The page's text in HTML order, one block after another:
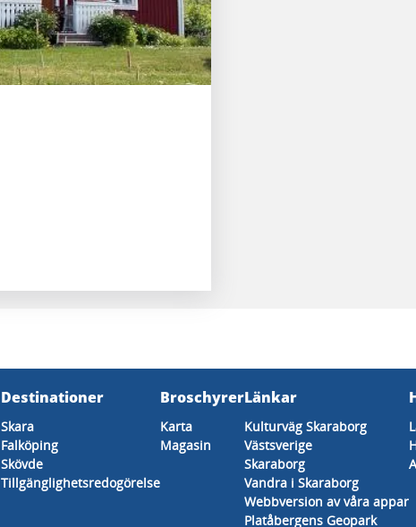
Destinationer
Skara
Falköping
Skövde
Tillgänglighetsredogörelse
Broschyrer
Karta
Magasin
Länkar
Kulturväg Skaraborg
Västsverige
Skaraborg
Vandra i Skaraborg
Webbversion av våra appar
Platåbergens Geopark